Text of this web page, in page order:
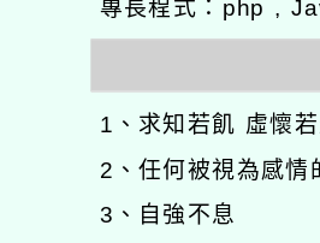
專長程式：php ,
1、求知若飢 虛懷若
2、任何被視為感情
3、自強不息